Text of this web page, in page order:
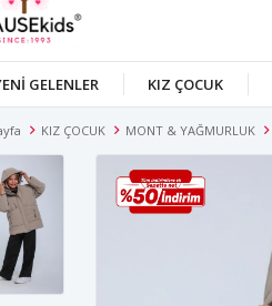
GELENLER KIZ ÇOCUK
KIZ ÇOCUK MONT & YAĞMURLUK